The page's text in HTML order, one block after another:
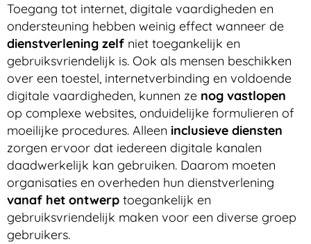
Toegang tot internet, digitale vaardigheden en
ondersteuning hebben weinig effect wanneer de
dienstverlening zelf niet toegankelijk en
gebruiksvriendelijk is. Ook als mensen beschikken
over een toestel, internetverbinding en voldoende
digitale vaardigheden, kunnen ze nog vastlopen
op complexe websites, onduidelijke formulieren of
moeilijke procedures. Alleen inclusieve diensten
zorgen ervoor dat iedereen digitale kanalen
daadwerkelijk kan gebruiken. Daarom moeten
organisaties en overheden hun dienstverlening
vanaf het ontwerp toegankelijk en
gebruiksvriendelijk maken voor een diverse groep
gebruikers.